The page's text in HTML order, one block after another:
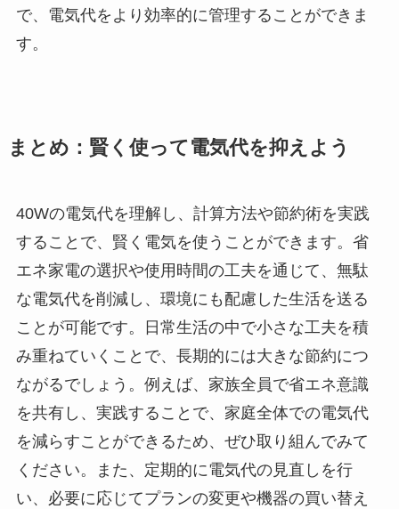
で、電気代をより効率的に管理することができま
す。
まとめ：賢く使って電気代を抑えよう
40Wの電気代を理解し、計算方法や節約術を実践
することで、賢く電気を使うことができます。省
エネ家電の選択や使用時間の工夫を通じて、無駄
な電気代を削減し、環境にも配慮した生活を送る
ことが可能です。日常生活の中で小さな工夫を積
み重ねていくことで、長期的には大きな節約につ
ながるでしょう。例えば、家族全員で省エネ意識
を共有し、実践することで、家庭全体での電気代
を減らすことができるため、ぜひ取り組んでみて
ください。また、定期的に電気代の見直しを行
い、必要に応じてプランの変更や機器の買い替え